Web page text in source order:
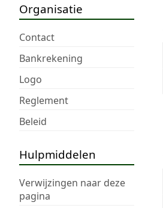
Organisatie
Contact
Bankrekening
Logo
Reglement
Beleid
Hulpmiddelen
Verwijzingen naar deze
pagina